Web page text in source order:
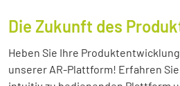
Die Zukunft des
Heben Sie Ihre
unserer AR-Plattform! Erfahren